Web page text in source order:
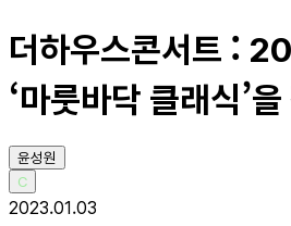
더하우스콘서트 :
‘마룻바닥 클래식’
윤성원
C
2023.01.03